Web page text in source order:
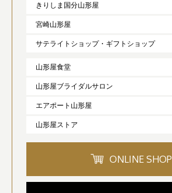
きりしま国分山形屋
宮崎山形屋
サテライトショップ・ギフトショップ
山形屋食堂
山形屋ブライダルサロン
エアポート山形屋
山形屋ストア
ONLINE SHOP